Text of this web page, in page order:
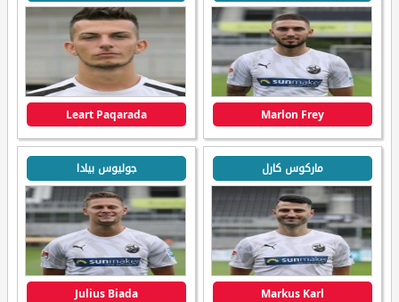
Marlon Frey
Leart Paqarada
ماركوس كارل
Markus Karl
جوليوس بيادا
Julius Biada